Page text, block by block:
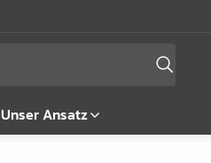
Unser Ansatz